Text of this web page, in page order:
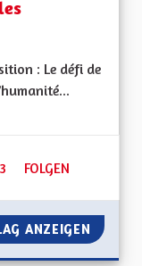
: Le défi de
53 FOLLOWER
FOLGEN
UNE RÉELLE
ANZEIGEN UNE